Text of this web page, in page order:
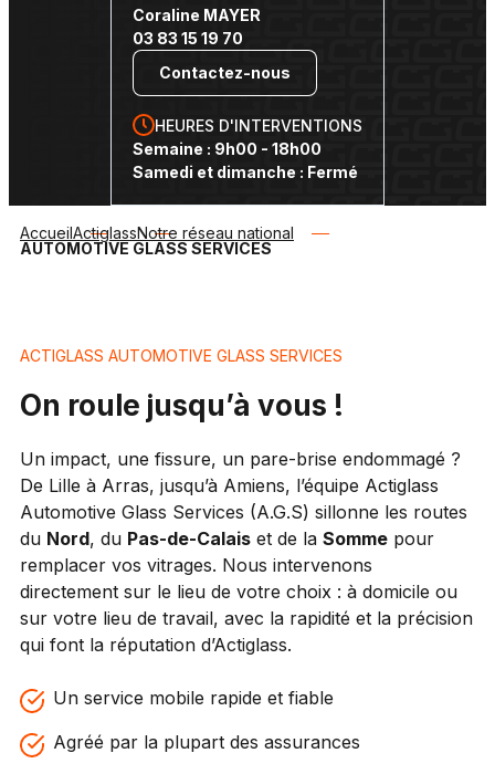
Coraline MAYER
03 83 15 19 70
Contactez-nous
HEURES D'INTERVENTIONS
Semaine : 9h00 - 18h00
Samedi et dimanche : Fermé
AccueilActiglassNotre réseau national
AUTOMOTIVE GLASS SERVICES
ACTIGLASS AUTOMOTIVE GLASS SERVICES
On roule jusqu’à vous !
Un impact, une fissure, un pare-brise endommagé ?
De Lille à Arras, jusqu’à Amiens, l’équipe Actiglass
Automotive Glass Services (A.G.S) sillonne les routes
du Nord, du Pas-de-Calais et de la Somme pour
remplacer vos vitrages. Nous intervenons
directement sur le lieu de votre choix : à domicile ou
sur votre lieu de travail, avec la rapidité et la précision
qui font la réputation d’Actiglass.
Un service mobile rapide et fiable
Agréé par la plupart des assurances